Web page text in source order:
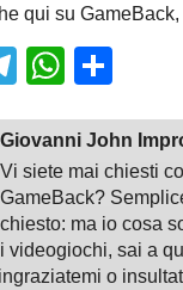
qui su GameBack,
Telegram
Giovanni John
Vi siete mai chiesti
GameBack?
chiesto: ma io cosa
i videogiochi, sai a
o